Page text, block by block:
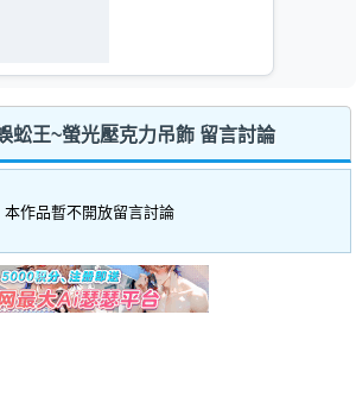
蚣王~螢光壓克力吊飾 留言討論
本作品暫不開放留言討論